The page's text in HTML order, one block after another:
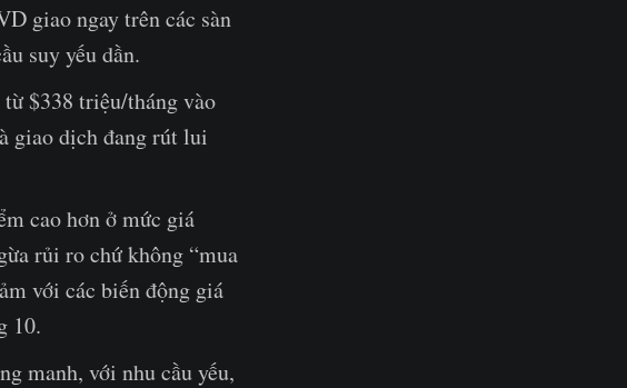
giao ngay trên các sàn
suy yếu dần.
$338 triệu/tháng vào
giao dịch đang rút lui
cao hơn ở mức giá
rủi ro chứ không “mua
với các biến động giá
10.
manh, với nhu cầu yếu,